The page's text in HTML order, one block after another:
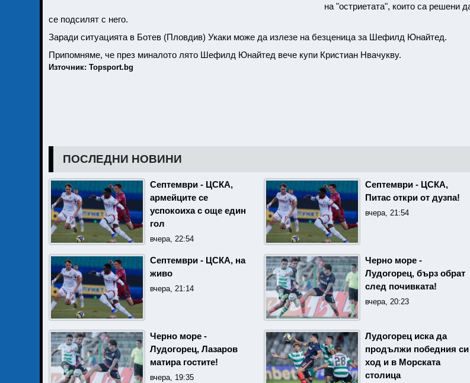
на "остриетата", които са решени
се подсилят с него.
Заради ситуацията в Ботев (Пловдив) Укаки може да излезе на безценица за Шефилд Юнайтед.
Припомняме, че през миналото лято Шефилд Юнайтед вече купи Кристиан Нвачукву.
Източник: Topsport.bg
ПОСЛЕДНИ НОВИНИ
Септември - ЦСКА,
армейците се
успокоиха с още един
гол
вчера, 22:54
Септември - ЦСКА,
Питас откри от дузпа!
вчера, 21:54
Септември - ЦСКА, на
живо
вчера, 21:14
Черно море -
Лудогорец, бърз обрат
след почивката!
вчера, 20:23
Черно море -
Лудогорец, Лазаров
матира гостите!
вчера, 19:35
Лудогорец иска да
продължи победния си
ход и в Морската
столица